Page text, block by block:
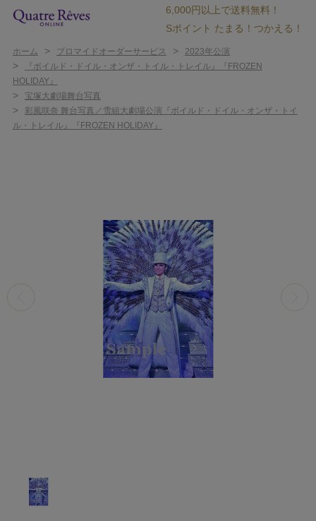
6,000円以上で送料無料！
Sポイント たまる！つかえる！
ホーム > ブロマイドオーダーサービス > 2023年公演
>
『ボイルド・ドイル・オンザ・トイル・トレイル』『FROZEN
HOLIDAY』
> 宝塚大劇場舞台写真
>
彩風咲奈 舞台写真／雪組大劇場公演『ボイルド・ドイル・オンザ・トイ
ル・トレイル』『FROZEN HOLIDAY』